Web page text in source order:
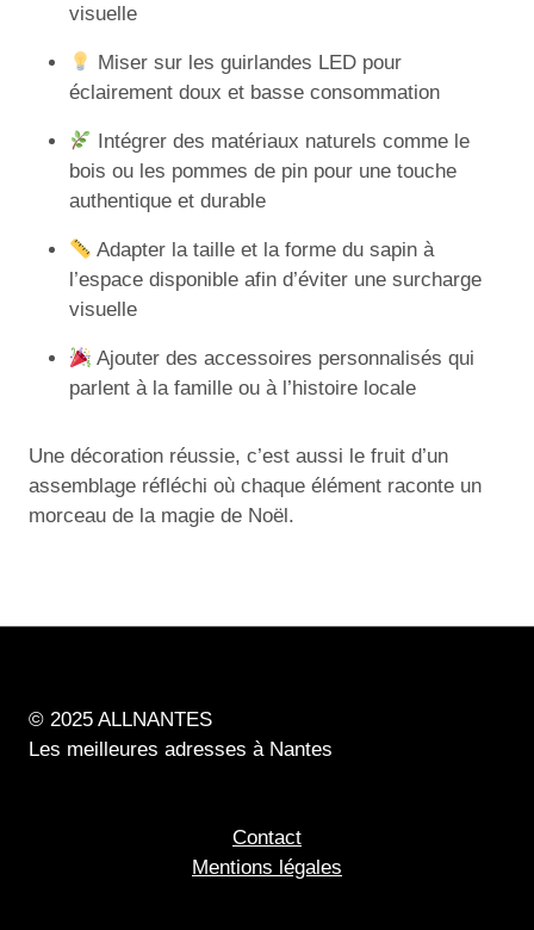
visuelle
Miser sur les guirlandes LED pour
éclairement doux et basse consommation
Intégrer des matériaux naturels comme le
bois ou les pommes de pin pour une touche
authentique et durable
Adapter la taille et la forme du sapin à
l’espace disponible afin d’éviter une surcharge
visuelle
Ajouter des accessoires personnalisés qui
parlent à la famille ou à l’histoire locale
Une décoration réussie, c’est aussi le fruit d’un
assemblage réfléchi où chaque élément raconte un
morceau de la magie de Noël.
© 2025 ALLNANTES
Les meilleures adresses à Nantes
Contact
Mentions légales